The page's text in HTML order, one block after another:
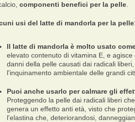
componenti benefici per la pelle
usi del latte di mandorla per la
Il latte di mandorla è molto usato
elevato contenuto di vitamina E, e
danni della pelle causati dai radicali
l'inquinamento ambientale delle grandi
Puoi anche usarlo per calmare gli
Proteggendo la pelle dai radicali liberi
genera un effetto anti età, visto che
l'elastina che, deteriorandosi,